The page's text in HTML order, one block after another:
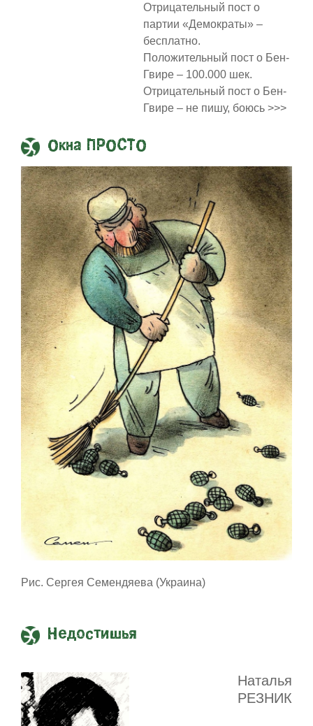
Отрицательный пост о
партии «Демократы» –
бесплатно.
Положительный пост о Бен-
Гвире – 100.000 шек.
Отрицательный пост о Бен-
Гвире – не пишу, боюсь >>>
Окна ПРОСТО
Рис. Сергея Семендяева (Украина)
Недостишья
Наталья
РЕЗНИК